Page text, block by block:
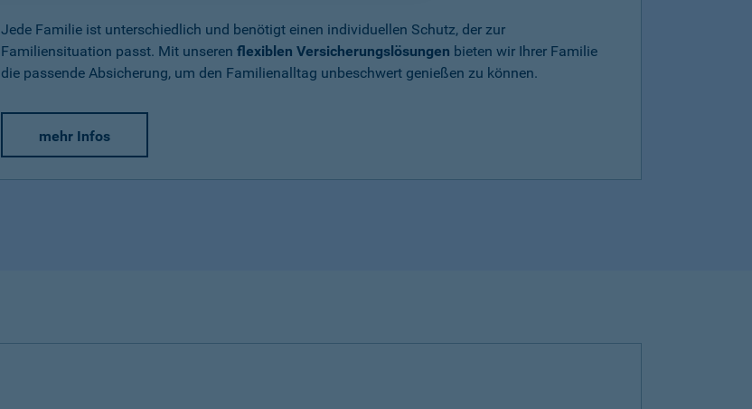
Jede Familie ist unterschiedlich und benötigt einen individuellen Schutz, der zur
Familiensituation passt. Mit unseren flexiblen Versicherungslösungen bieten wir Ihrer Familie
die passende Absicherung, um den Familienalltag unbeschwert genießen zu können.
mehr Infos